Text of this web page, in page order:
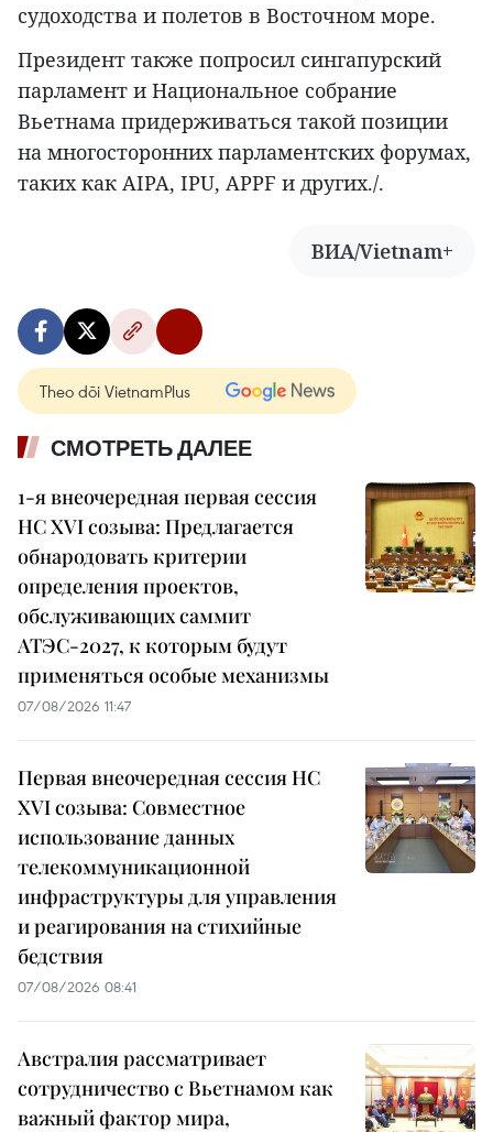
судоходства и полетов в Восточном море.
Президент также попросил сингапурский
парламент и Национальное собрание
Вьетнама придерживаться такой позиции
на многосторонних парламентских форумах,
таких как AIPA, IPU, APPF и других./.
ВИА/Vietnam+
Theo dõi VietnamPlus
СМОТРЕТЬ ДАЛЕЕ
1-я внеочередная первая сессия
НС XVI созыва: Предлагается
обнародовать критерии
определения проектов,
обслуживающих саммит
АТЭС-2027, к которым будут
применяться особые механизмы
07/08/2026 11:47
Первая внеочередная сессия НС
XVI созыва: Совместное
использование данных
телекоммуникационной
инфраструктуры для управления
и реагирования на стихийные
бедствия
07/08/2026 08:41
Австралия рассматривает
сотрудничество с Вьетнамом как
важный фактор мира,